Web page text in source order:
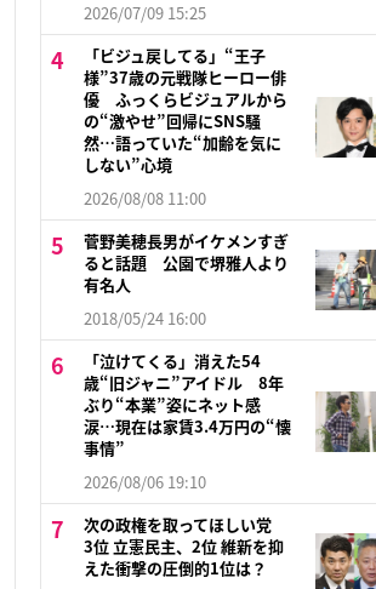
2026/07/09 15:25
「ビジュ戻してる」“王子
様”37歳の元戦隊ヒーロー俳
優 ふっくらビジュアルから
の“激やせ”回帰にSNS騒
然…語っていた“加齢を気に
しない”心境
2026/08/08 11:00
菅野美穂長男がイケメンすぎ
ると話題 公園で堺雅人より
有名人
2018/05/24 16:00
「泣けてくる」消えた54
歳“旧ジャニ”アイドル 8年
ぶり“本業”姿にネット感
涙…現在は家賃3.4万円の“懐
事情”
2026/08/06 19:10
次の政権を取ってほしい党
3位 立憲民主、2位 維新を抑
えた衝撃の圧倒的1位は？